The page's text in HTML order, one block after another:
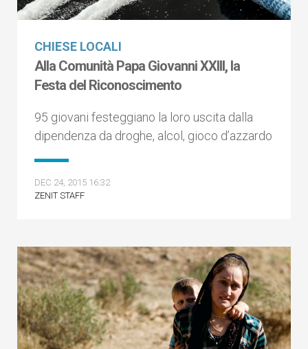
CHIESE LOCALI
Alla Comunità Papa Giovanni XXIII, la
Festa del Riconoscimento
95 giovani festeggiano la loro uscita dalla
dipendenza da droghe, alcol, gioco d’azzardo
DEC 24, 2015 16:32
ZENIT STAFF